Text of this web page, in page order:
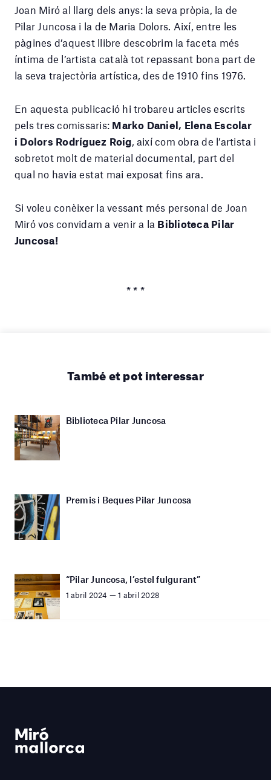
Joan Miró al llarg dels anys: la seva pròpia, la de
Pilar Juncosa i la de Maria Dolors. Així, entre les
pàgines d’aquest llibre descobrim la faceta més
íntima de l’artista català tot repassant bona part de
la seva trajectòria artística, des de 1910 fins 1976.
En aquesta publicació hi trobareu articles escrits
pels tres comissaris: Marko Daniel, Elena Escolar
i Dolors Rodríguez Roig , així com obra de l’artista i
sobretot molt de material documental, part del
qual no havia estat mai exposat fins ara.
Si voleu conèixer la vessant més personal de Joan
Miró vos convidam a venir a la Biblioteca Pilar
Juncosa!
* * *
També et pot interessar
Biblioteca Pilar Juncosa
Premis i Beques Pilar Juncosa
“Pilar Juncosa, l’estel fulgurant”
1 abril 2024 — 1 abril 2028